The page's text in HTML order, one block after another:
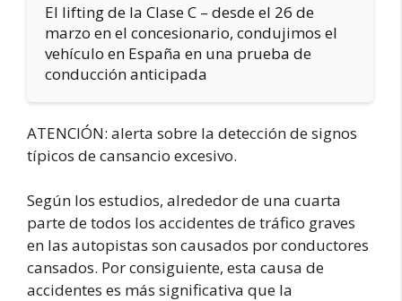
El lifting de la Clase C – desde el 26 de
marzo en el concesionario, condujimos el
vehículo en España en una prueba de
conducción anticipada
ATENCIÓN: alerta sobre la detección de signos
típicos de cansancio excesivo.
Según los estudios, alrededor de una cuarta
parte de todos los accidentes de tráfico graves
en las autopistas son causados por conductores
cansados. Por consiguiente, esta causa de
accidentes es más significativa que la